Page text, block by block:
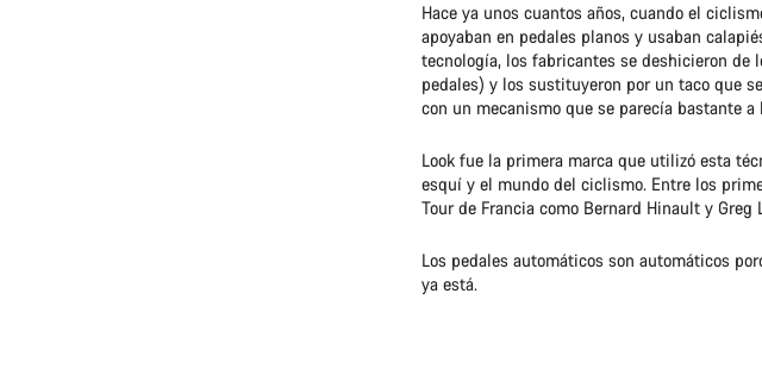
Hace ya unos cuantos años, cuando el
apoyaban en pedales planos y usaban
tecnología, los fabricantes se deshicieron de
pedales) y los sustituyeron por un taco que
con un mecanismo que se parecía bastante a
Look fue la primera marca que utilizó esta
esquí y el mundo del ciclismo. Entre los
Tour de Francia como Bernard Hinault y
Los pedales automáticos son automáticos
ya está.